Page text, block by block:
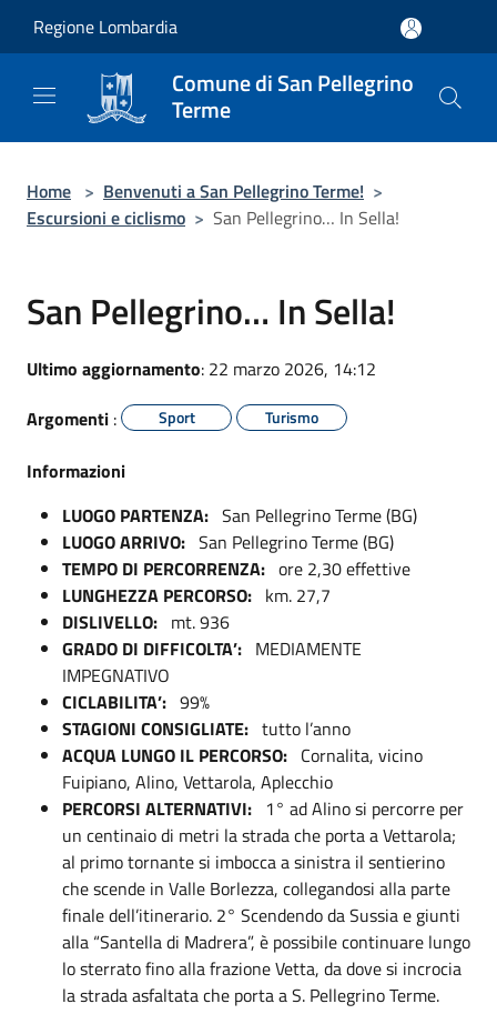
Regione Lombardia
Comune di San Pellegrino
Terme
Home > Benvenuti a San Pellegrino Terme! >
Escursioni e ciclismo > San Pellegrino… In Sella!
San Pellegrino… In Sella!
Ultimo aggiornamento: 22 marzo 2026, 14:12
Argomenti : Sport Turismo
Informazioni
LUOGO PARTENZA: San Pellegrino Terme (BG)
LUOGO ARRIVO: San Pellegrino Terme (BG)
TEMPO DI PERCORRENZA: ore 2,30 effettive
LUNGHEZZA PERCORSO: km. 27,7
DISLIVELLO: mt. 936
GRADO DI DIFFICOLTA’: MEDIAMENTE
IMPEGNATIVO
CICLABILITA’: 99%
STAGIONI CONSIGLIATE: tutto l’anno
ACQUA LUNGO IL PERCORSO: Cornalita, vicino
Fuipiano, Alino, Vettarola, Aplecchio
PERCORSI ALTERNATIVI: 1° ad Alino si percorre per
un centinaio di metri la strada che porta a Vettarola;
al primo tornante si imbocca a sinistra il sentierino
che scende in Valle Borlezza, collegandosi alla parte
finale dell’itinerario. 2° Scendendo da Sussia e giunti
alla “Santella di Madrera”, è possibile continuare lungo
lo sterrato fino alla frazione Vetta, da dove si incrocia
la strada asfaltata che porta a S. Pellegrino Terme.